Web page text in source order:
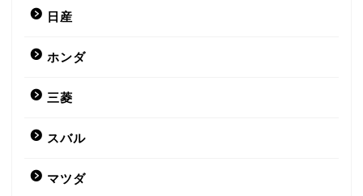
日産
ホンダ
三菱
スバル
マツダ